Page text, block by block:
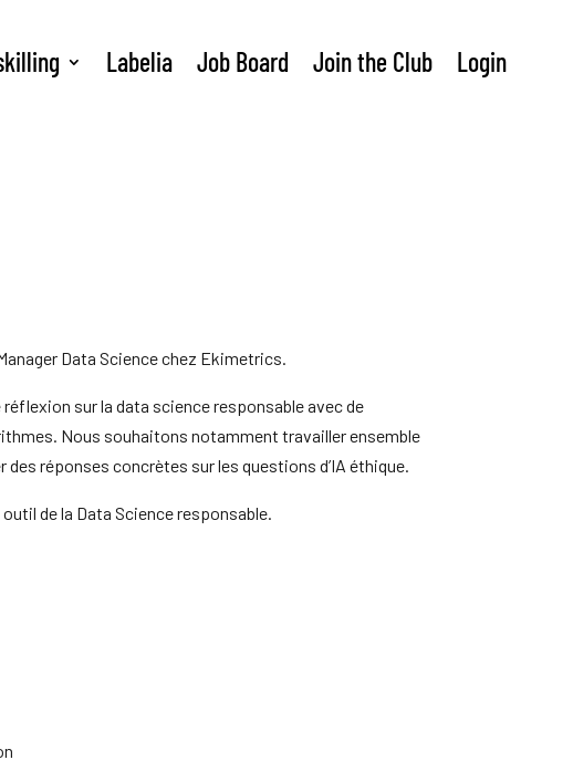
Labelia Job Board Join the Club Login
Data Science chez Ekimetrics.
sur la data science responsable avec de
Nous souhaitons notamment travailler ensemble
réponses concrètes sur les questions d’IA éthique.
de la Data Science responsable.